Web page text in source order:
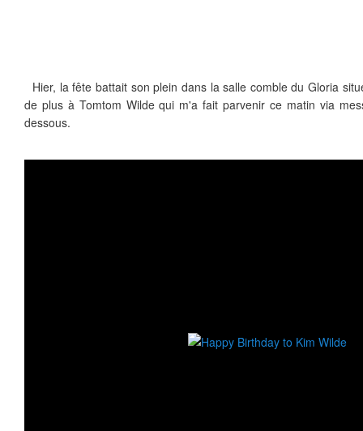
Hier, la fête battait son plein dans la salle comble du Gloria
de plus à Tomtom Wilde qui m'a fait parvenir ce matin via
dessous.